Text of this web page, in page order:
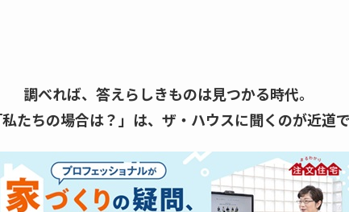
調べれば、答えらしきものは見つかる時代。
たちの場合は？」は、 ザ・ハウスに聞くのが近道